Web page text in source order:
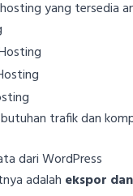
yang tersedia
trafik dan
dari WordPress
adalah ekspor